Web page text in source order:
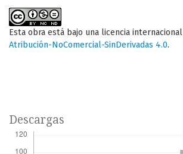
Esta obra está bajo una licencia internacional
Atribución-NoComercial-SinDerivadas 4.0.
Descargas